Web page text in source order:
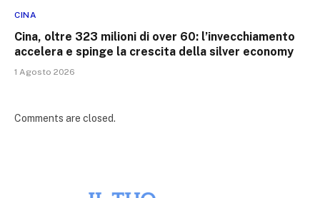
CINA
Cina, oltre 323 milioni di over 60: l’invecchiamento
accelera e spinge la crescita della silver economy
1 Agosto 2026
Comments are closed.